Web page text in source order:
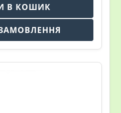
В КОШИК